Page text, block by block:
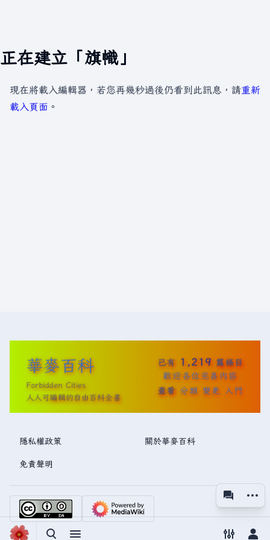
正在建立「旗幟」
視圖
更多
現在將載入編輯器，若您再幾秒過後仍看到此訊息，請重新
載入頁面 。
華麥百科
Forbidden Cities
人人可編輯的自由百科全書
已有 1,219 篇條目
歡迎各位完善內容
查看 分類 變更 入門
隱私權政策 關於華麥百科
免責聲明